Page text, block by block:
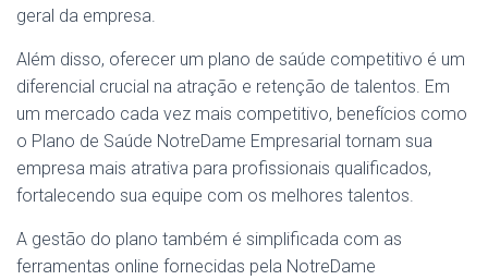
geral da empresa.
Além disso, oferecer um plano de saúde competitivo é um
diferencial crucial na atração e retenção de talentos. Em
um mercado cada vez mais competitivo, benefícios como
o Plano de Saúde NotreDame Empresarial tornam sua
empresa mais atrativa para profissionais qualificados,
fortalecendo sua equipe com os melhores talentos.
A gestão do plano também é simplificada com as
ferramentas online fornecidas pela NotreDame